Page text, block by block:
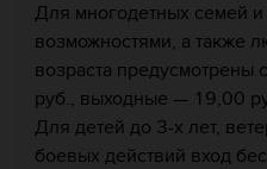
Для многодетных семей
возможностями, а также
возраста
руб., выходные — 19,00
Для детей до 3-х лет,
боевых действий вход